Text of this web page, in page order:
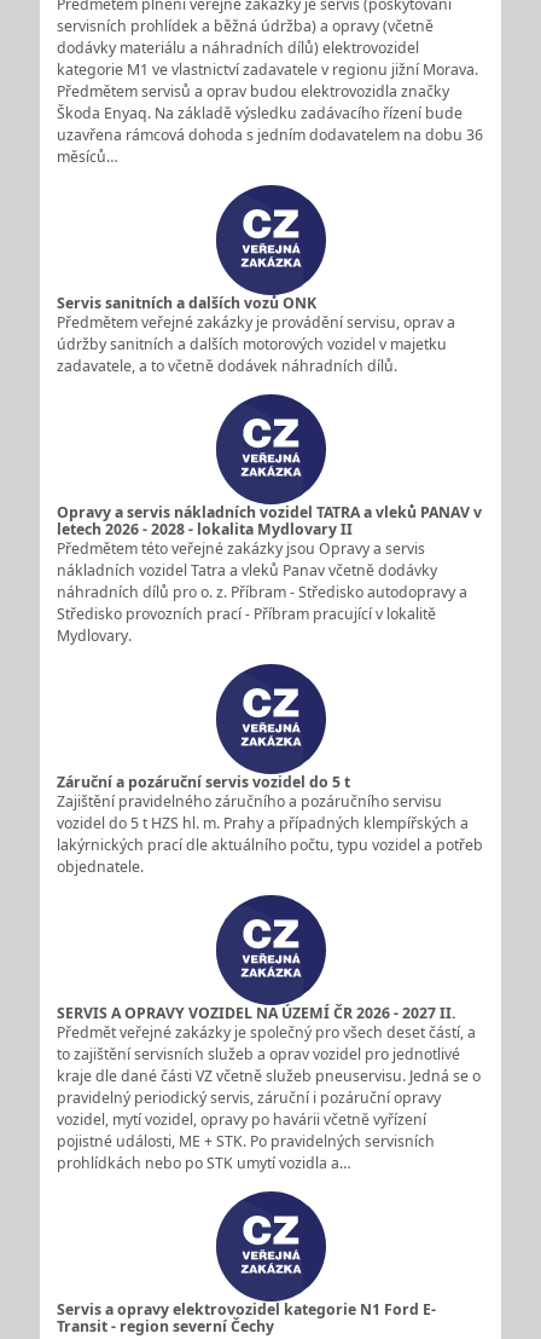
servisních prohlídek a běžná údržba) a opravy (včetně
dodávky materiálu a náhradních dílů) elektrovozidel
kategorie M1 ve vlastnictví zadavatele v regionu jižní Morava.
Předmětem servisů a oprav budou elektrovozidla značky
Škoda Enyaq. Na základě výsledku zadávacího řízení bude
uzavřena rámcová dohoda s jedním dodavatelem na dobu 36
měsíců…
Servis sanitních a dalších vozů ONK
Předmětem veřejné zakázky je provádění servisu, oprav a
údržby sanitních a dalších motorových vozidel v majetku
zadavatele, a to včetně dodávek náhradních dílů.
Opravy a servis nákladních vozidel TATRA a vleků PANAV v
letech 2026 - 2028 - lokalita Mydlovary II
Předmětem této veřejné zakázky jsou Opravy a servis
nákladních vozidel Tatra a vleků Panav včetně dodávky
náhradních dílů pro o. z. Příbram - Středisko autodopravy a
Středisko provozních prací - Příbram pracující v lokalitě
Mydlovary.
Záruční a pozáruční servis vozidel do 5 t
Zajištění pravidelného záručního a pozáručního servisu
vozidel do 5 t HZS hl. m. Prahy a případných klempířských a
lakýrnických prací dle aktuálního počtu, typu vozidel a potřeb
objednatele.
SERVIS A OPRAVY VOZIDEL NA ÚZEMÍ ČR 2026 - 2027 II.
Předmět veřejné zakázky je společný pro všech deset částí, a
to zajištění servisních služeb a oprav vozidel pro jednotlivé
kraje dle dané části VZ včetně služeb pneuservisu. Jedná se o
pravidelný periodický servis, záruční i pozáruční opravy
vozidel, mytí vozidel, opravy po havárii včetně vyřízení
pojistné události, ME + STK. Po pravidelných servisních
prohlídkách nebo po STK umytí vozidla a…
Servis a opravy elektrovozidel kategorie N1 Ford E-
Transit - region severní Čechy